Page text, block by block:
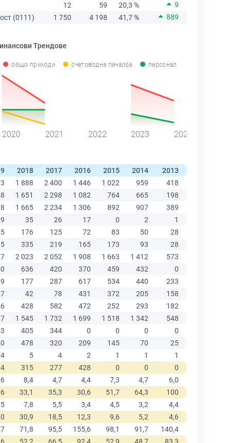
12
59 20,3 %
9
(0111)
1 750 4 198 41,7 % 889
Трендове
общо приходи счетоводна печалба персонал
2020 2021 2022 2023 2024
2018 2017 2016 2015 2014 2013